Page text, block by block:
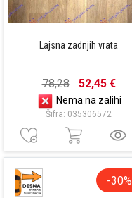
Lajsna zadnjih vrata
78,28 52,45 €
Nema na zalihi
Šifra: 035306572
-30%